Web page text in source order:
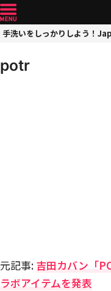
手洗いをしっかりしよう！
potr
元記事: 吉田カバン「
ラボアイテムを発表